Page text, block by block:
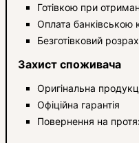
Готівкою при
Оплата банківською
Безготівковий
Захист споживача
Оригінальна
Офіційна гарантія
Повернення на